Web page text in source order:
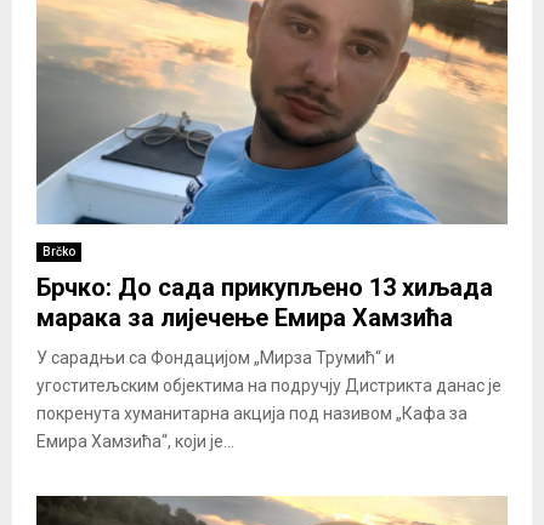
Brčko
Брчко: До сада прикупљено 13 хиљада
марака за лијечење Емира Хамзића
У сарадњи са Фондацијом „Мирза Трумић“ и
угоститељским објектима на подручју Дистрикта данас је
покренута хуманитарна акција под називом „Кафа за
Емира Хамзића“, који је...